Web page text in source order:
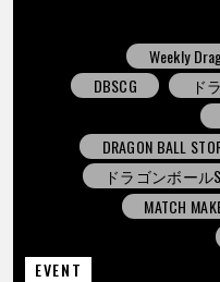
Weekly
DBSCG
ド
DRAGON BALL
ドラゴンボール
MATCH
EVENT